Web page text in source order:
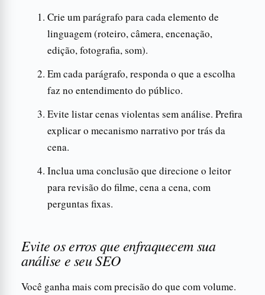
Crie um parágrafo para cada elemento de
linguagem (roteiro, câmera, encenação,
edição, fotografia, som).
Em cada parágrafo, responda o que a escolha
faz no entendimento do público.
Evite listar cenas violentas sem análise. Prefira
explicar o mecanismo narrativo por trás da
cena.
Inclua uma conclusão que direcione o leitor
para revisão do filme, cena a cena, com
perguntas fixas.
Evite os erros que enfraquecem sua
análise e seu SEO
Você ganha mais com precisão do que com volume.